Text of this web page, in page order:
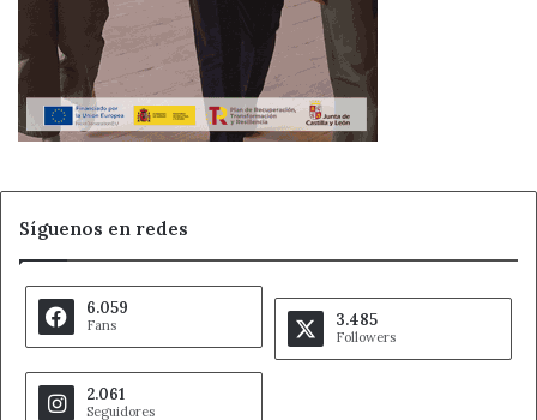
Síguenos en redes
6.059
Fans 3.485
Followers
2.061
Seguidores